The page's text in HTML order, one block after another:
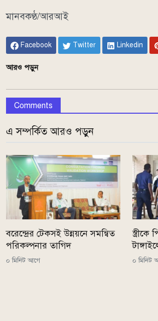
মানবকণ্ঠ/আরআই
Facebook Twitter Linkedin
আরও পড়ুন
Comments
এ সম্পর্কিত আরও পড়ুন
বরেন্দ্রের টেকসই উন্নয়নে সমন্বিত
পরিকল্পনার তাগিদ
০ মিনিট আগে
স্ত্রীকে
০ মিনিট